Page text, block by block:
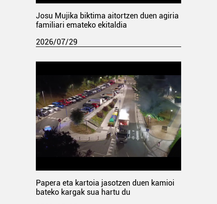
Josu Mujika biktima aitortzen duen agiria
familiari emateko ekitaldia
2026/07/29
Papera eta kartoia jasotzen duen kamioi
bateko kargak sua hartu du